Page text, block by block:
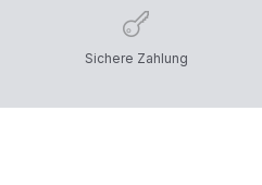
Sichere Zahlung